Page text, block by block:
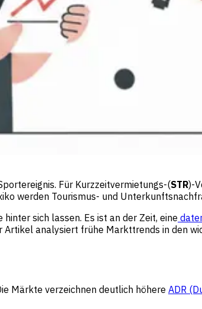
Für Kurzzeitvermietungs-(STR)-
werden Tourismus- und
hinter sich lassen. Es ist an der Zeit, eine
analysiert frühe Markttrends in den
Märkte verzeichnen deutlich höhere ADR